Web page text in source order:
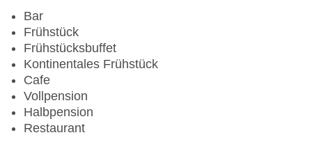
Visa
Landeskategorie: 3 Sterne
Bar
Frühstück
Frühstücksbuffet
Kontinentales Frühstück
Cafe
Vollpension
Halbpension
Restaurant